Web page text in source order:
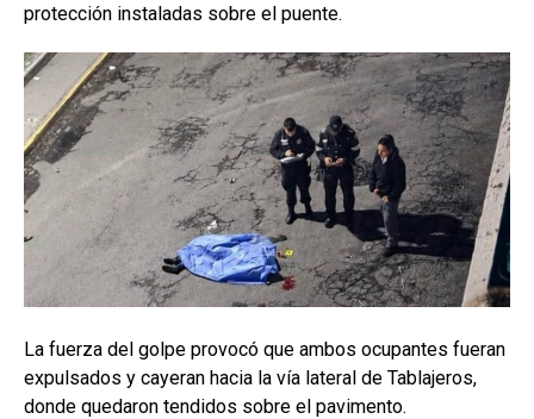
protección instaladas sobre el puente.
La fuerza del golpe provocó que ambos ocupantes fueran
expulsados y cayeran hacia la vía lateral de Tablajeros,
donde quedaron tendidos sobre el pavimento.